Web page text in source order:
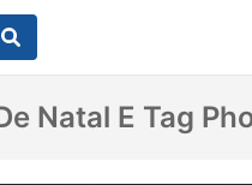
Natal E Tag